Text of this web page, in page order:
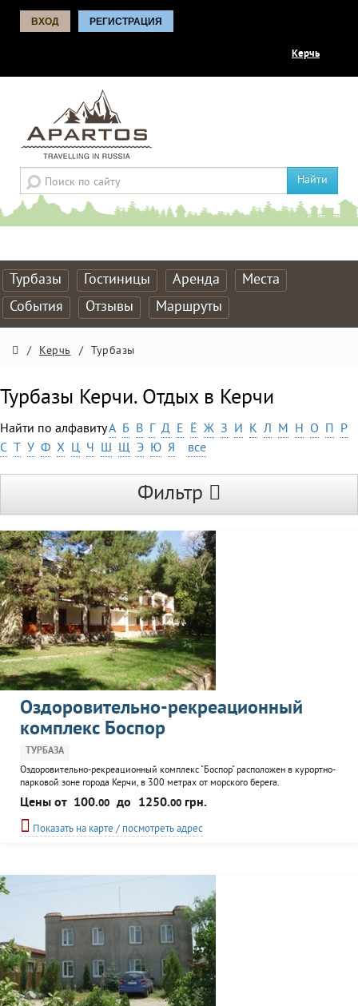
ВХОД РЕГИСТРАЦИЯ
Керчь
Найти
Турбазы Гостиницы Аренда
Места
События
Отзывы Маршруты
/ Керчь / Турбазы
Турбазы Керчи. Отдых в Керчи
Найти по алфавитуА Б В Г Д Е Ё Ж З И К Л М Н О П Р
С Т У Ф Х Ц Ч Ш Щ Э Ю Я все
Фильтр
Оздоровительно-рекреационный
комплекс Боспор
ТУРБАЗА
Оздоровительно-рекреационный комплекс "Боспор" расположен в курортно-
парковой зоне города Керчи, в 300 метрах от морского берега.
Максимальная вместимость - 100 человек. Номерной фонд составляют 5
люксов и блочные номера в одно-двухэтажных домиках. На территории -
собственная столовая, бальнеологический центр, соляной кабинет,
спортивная, костровая и детская площадка, сауна...
Цены от 100.00 до 1250.00 грн.
Показать на карте / посмотреть адрес